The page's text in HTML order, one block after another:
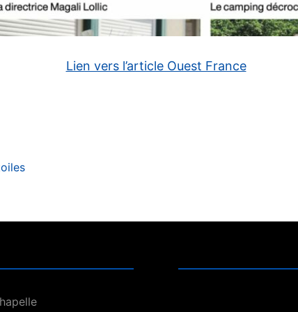
Lien vers l’article Ouest France